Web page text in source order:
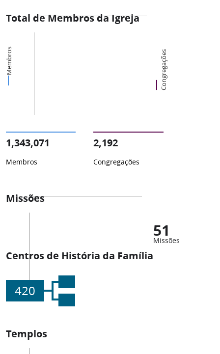
Total de Membros da Igreja
Membros Congregações
1,343,071
Membros
2,192
Congregações
Missões
51
Missões
Centros de História da Família
420
Templos